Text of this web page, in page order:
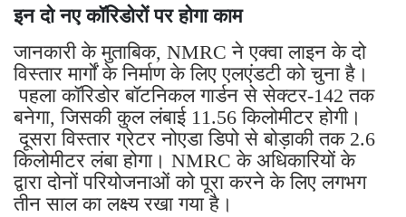
इन दो नए कॉरिडोरों पर होगा काम
जानकारी के मुताबिक, NMRC ने एक्वा लाइन के दो
विस्तार मार्गों के निर्माण के लिए एलएंडटी को चुना है।
पहला कॉरिडोर बॉटनिकल गार्डन से सेक्टर-142 तक
बनेगा, जिसकी कुल लंबाई 11.56 किलोमीटर होगी।
दूसरा विस्तार ग्रेटर नोएडा डिपो से बोड़ाकी तक 2.6
किलोमीटर लंबा होगा। NMRC के अधिकारियों के
द्वारा दोनों परियोजनाओं को पूरा करने के लिए लगभग
तीन साल का लक्ष्य रखा गया है।